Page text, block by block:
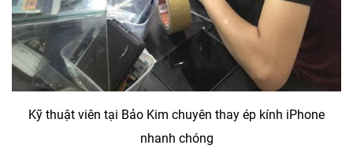
Kỹ thuật viên tại Bảo Kim chuyên thay ép kính iPhone
nhanh chóng